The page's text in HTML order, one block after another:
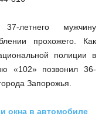
летнего мужчину
прохожего. Как
полиции в
«102» позвонил 36-
Запорожья.
окна в автомобиле